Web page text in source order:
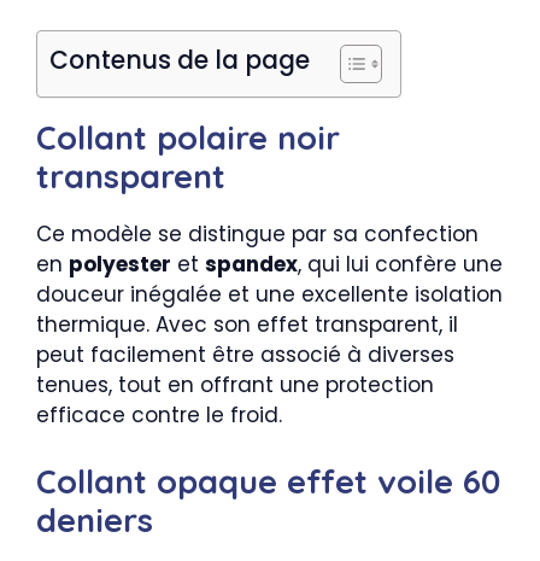
Contenus de la page
Collant polaire noir
transparent
Ce modèle se distingue par sa confection
en polyester et spandex, qui lui confère une
douceur inégalée et une excellente isolation
thermique. Avec son effet transparent, il
peut facilement être associé à diverses
tenues, tout en offrant une protection
efficace contre le froid.
Collant opaque effet voile 60
deniers